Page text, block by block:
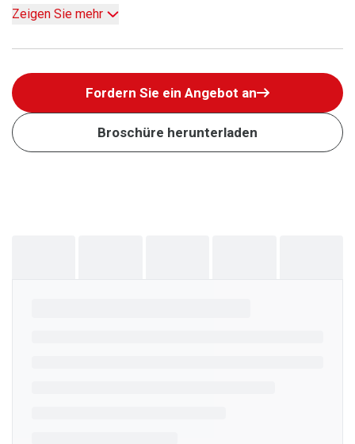
Zeigen Sie mehr
Fordern Sie ein Angebot an
Broschüre herunterladen